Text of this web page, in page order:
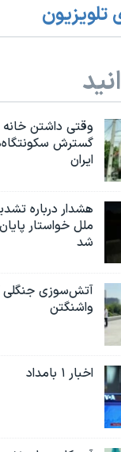
تلویزیون
وقتی داشتن
گسترش
ایران
هشدار درباره
ملل خواستار
شد
آتش‌سوزی جنگلی
واشنگتن
اخبار ۱ بامداد